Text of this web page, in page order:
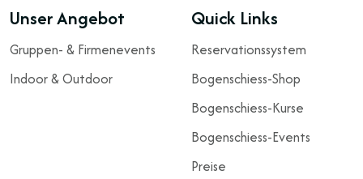
Unser Angebot
Gruppen- & Firmenevents
Indoor & Outdoor
Quick Links
Reservationssystem
Bogenschiess-Shop
Bogenschiess-Kurse
Bogenschiess-Events
Preise